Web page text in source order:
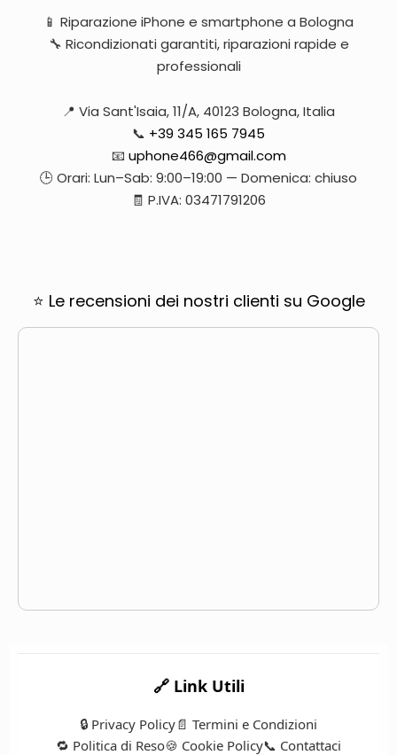
📱 Riparazione iPhone e smartphone a Bologna
🔧 Ricondizionati garantiti, riparazioni rapide e
professionali
📍 Via Sant'Isaia, 11/A, 40123 Bologna, Italia
📞 +39 345 165 7945
📧 uphone466@gmail.com
🕒 Orari: Lun–Sab: 9:00–19:00 — Domenica: chiuso
🧾 P.IVA: 03471791206
⭐ Le recensioni dei nostri clienti su Google
🔗 Link Utili
🔒 Privacy Policy📄 Termini e Condizioni
🔁 Politica di Reso🍪 Cookie Policy📞 Contattaci